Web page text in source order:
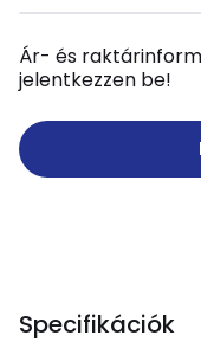
Ár- és
jelentkezzen be!
Specifikációk